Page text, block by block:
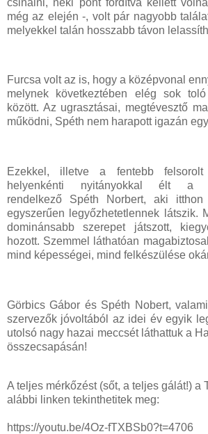
még az elején -, volt pár nagyobb
melyekkel talán hosszabb távon
Furcsa volt az is, hogy a középvonal
melynek következtében elég sok
között. Az ugrasztásai, megtévesztő
működni, Spéth nem harapott igazán
Ezekkel, illetve a fentebb felsorolt
helyenkénti nyitányokkal élt a
rendelkező Spéth Norbert, aki itthon
egyszerűen legyőzhetetlennek látszik.
dominánsabb szerepet játszott,
hozott. Szemmel láthatóan
mind képességei, mind felkészülése
Görbics Gábor és Spéth Nobert,
szervezők jóvoltából az idei év egyik
utolsó nagy hazai meccsét láthattuk a
összecsapásán!
A teljes mérkőzést (sőt, a teljes gálát!) a
alábbi linken tekinthetitek meg:
https://youtu.be/4Oz-fTXBSb0?t=4706